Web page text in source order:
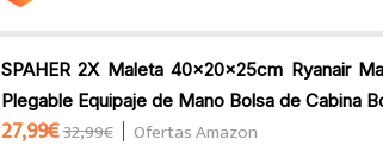
SPAHER 2X Maleta 40x20x25cm Ryanair
Plegable Equipaje de Mano Bolsa de Cabina
27,99€32,99€ Ofertas Amazon